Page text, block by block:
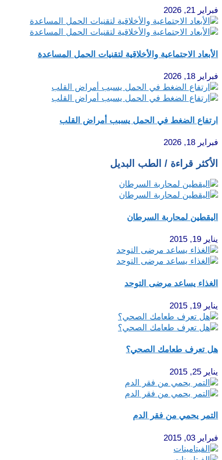
فبراير 21, 2026
الأبعاد الاجتماعية والأخلاقية لتقنيات الحمل المساعدة
فبراير 18, 2026
ارتفاع الضغط في الحمل يسبب أمراض القلب
فبراير 18, 2026
الأكثر قراءة / الطب البديل
اليقطين لمحاربة السرطان
يناير 19, 2015
الغذاء يساعد مرضى التوحد
يناير 19, 2015
هل تعرف طعامك الصحي؟
يناير 25, 2015
التمر يحمي من فقر الدم
فبراير 03, 2015